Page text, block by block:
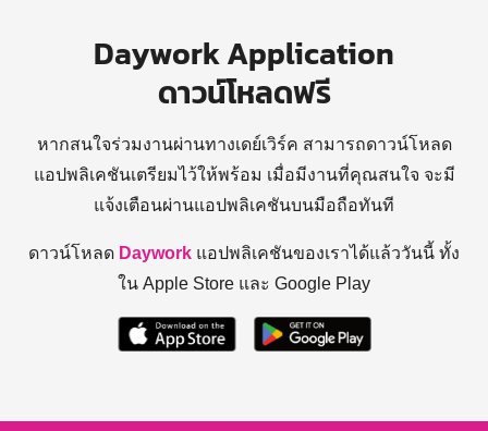
Daywork Application
ดาวน์โหลดฟรี
หากสนใจร่วมงานผ่านทางเดย์เวิร์ค สามารถดาวน์โหลด
แอปพลิเคชันเตรียมไว้ให้พร้อม เมื่อมีงานที่คุณสนใจ จะมี
แจ้งเตือนผ่านแอปพลิเคชันบนมือถือทันที
ดาวน์โหลด Daywork แอปพลิเคชันของเราได้แล้ววันนี้ ทั้ง
ใน Apple Store และ Google Play